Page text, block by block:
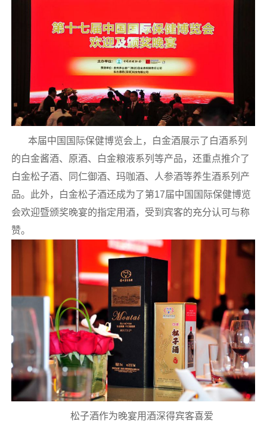
本届中国国际保健博览会上，白金酒展示了白酒系列
的白金酱酒、原酒、白金粮液系列等产品，还重点推介了
白金松子酒、同仁御酒、玛咖酒、人参酒等养生酒系列产
品。此外，白金松子酒还成为了第17届中国国际保健博览
会欢迎暨颁奖晚宴的指定用酒，受到宾客的充分认可与称
赞。
松子酒作为晚宴用酒深得宾客喜爱